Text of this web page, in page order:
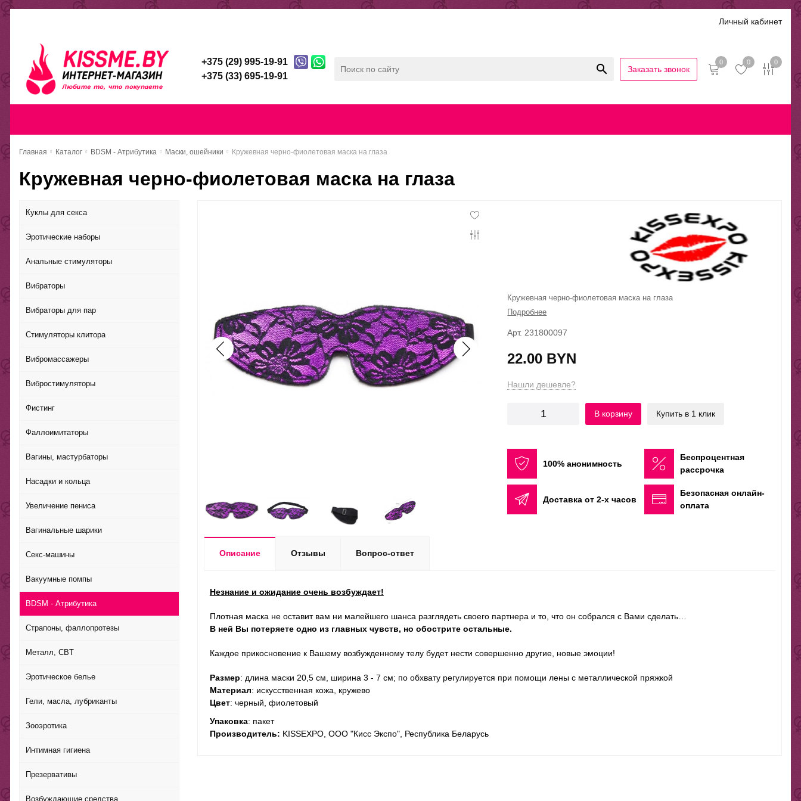
Личный кабинет
+375 (29) 995-19-91
+375 (33) 695-19-91
Заказать звонок
0 0 0
Главная Каталог BDSM - Атрибутика Маски, ошейники Кружевная черно-фиолетовая маска на глаза
Кружевная черно-фиолетовая маска на глаза
Куклы для секса
Эротические наборы
Анальные стимуляторы
Вибраторы
Вибраторы для пар
Стимуляторы клитора
Вибромассажеры
Вибростимуляторы
Фистинг
Фаллоимитаторы
Вагины, мастурбаторы
Насадки и кольца
Увеличение пениса
Вагинальные шарики
Секс-машины
Вакуумные помпы
BDSM - Атрибутика
Страпоны, фаллопротезы
Металл, CBT
Эротическое белье
Гели, масла, лубриканты
Зооэротика
Интимная гигиена
Презервативы
Возбуждающие средства
Кружевная черно-фиолетовая маска на глаза
Подробнее
Арт. 231800097
22.00 BYN
Нашли дешевле?
В корзину Купить в 1 клик
100% анонимность
Беспроцентная
рассрочка
Доставка от 2-х часов
Безопасная онлайн-
оплата
Описание Отзывы Вопрос-ответ
Незнание и ожидание очень возбуждает!
Плотная маска не оста­вит вам ни малейшего шанса разглядеть­ сво­его парт­нера и то, что он собрался с Вами сделать…
В ней Вы потеряете одно из глав­ных чувств, но обост­рите остальные.
Каждое при­кос­но­ве­ние к Вашему воз­буж­ден­ному телу будет нести совершенно другие, новые эмоции!
Размер: длина маски 20,5 см, ширина 3 - 7 см; по обхвату регулируется при помощи лены с металлической пряжкой
Материал: искусственная кожа, кружево
Цвет: черный, фиолетовый
Упаковка: пакет
Производитель: KISSEXPO, ОOО "Кисс Экспо", Республика Беларусь